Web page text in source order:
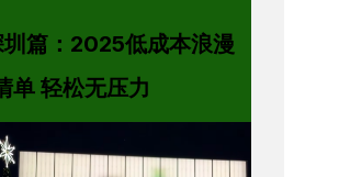
篇：2025低成本浪漫
单 轻松无压力